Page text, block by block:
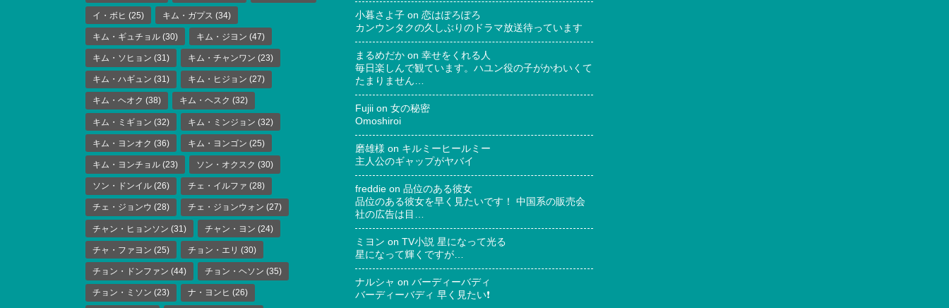
イ・ボヒ (25) キム・ガプス (34)
キム・ギュチョル (30) キム・ジヨン (47)
キム・ソヒョン (31) キム・チャンワン (23)
キム・ハギュン (31) キム・ヒジョン (27)
キム・ヘオク (38) キム・ヘスク (32)
キム・ミギョン (32) キム・ミンジョン (32)
キム・ヨンオク (36) キム・ヨンゴン (25)
キム・ヨンチョル (23) ソン・オクスク (30)
ソン・ドンイル (26) チェ・イルファ (28)
チェ・ジョンウ (28) チェ・ジョンウォン (27)
チャン・ヒョンソン (31) チャン・ヨン (24)
チャ・ファヨン (25) チョン・エリ (30)
チョン・ドンファン (44) チョン・ヘソン (35)
チョン・ミソン (23) ナ・ヨンヒ (26)
小暮さよ子 on 恋はぽろぽろ
カンウンタクの久しぶりのドラマ放送待っています
まるめだか on 幸せをくれる人
毎日楽しんで観ています。ハユン役の子がかわいくて
たまりません…
Fujii on 女の秘密
Omoshiroi
磨雄様 on キルミーヒールミー
主人公のギャップがヤバイ
freddie on 品位のある彼女
品位のある彼女を早く見たいです！ 中国系の販売会
社の広告は目…
ミヨン on TV小説 星になって光る
星になって輝くですが…
ナルシャ on バーディーバディ
バーディーバディ 早く見たい❗